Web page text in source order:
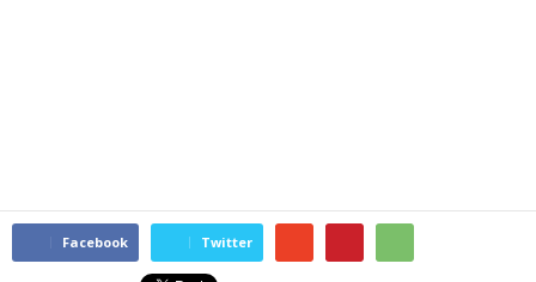
Facebook Twitter